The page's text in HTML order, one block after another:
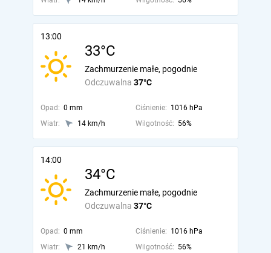
13:00
33°C
Odczuwalna 37°C
Zachmurzenie małe, pogodnie
Opad: 0 mm Ciśnienie: 1016 hPa
Wiatr:
14 km/h Wilgotność: 56%
14:00
34°C
Odczuwalna 37°C
Zachmurzenie małe, pogodnie
Opad: 0 mm Ciśnienie: 1016 hPa
Wiatr:
21 km/h Wilgotność: 56%